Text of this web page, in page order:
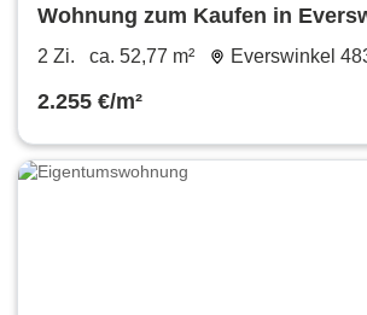
Wohnung zum Kaufen in
119.000 € 52.77 m²
2 Zi. ca. 52,77 m² Everswinkel
2.255 €/m²